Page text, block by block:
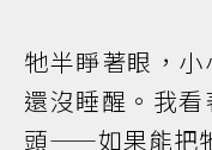
牠半睜著眼，
還沒睡醒。我
頭——如果能把